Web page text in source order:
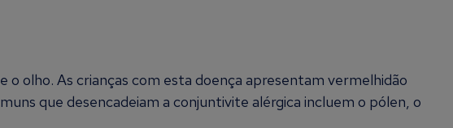
olho. As crianças com esta doença apresentam vermelhidão
que desencadeiam a conjuntivite alérgica incluem o pólen, o